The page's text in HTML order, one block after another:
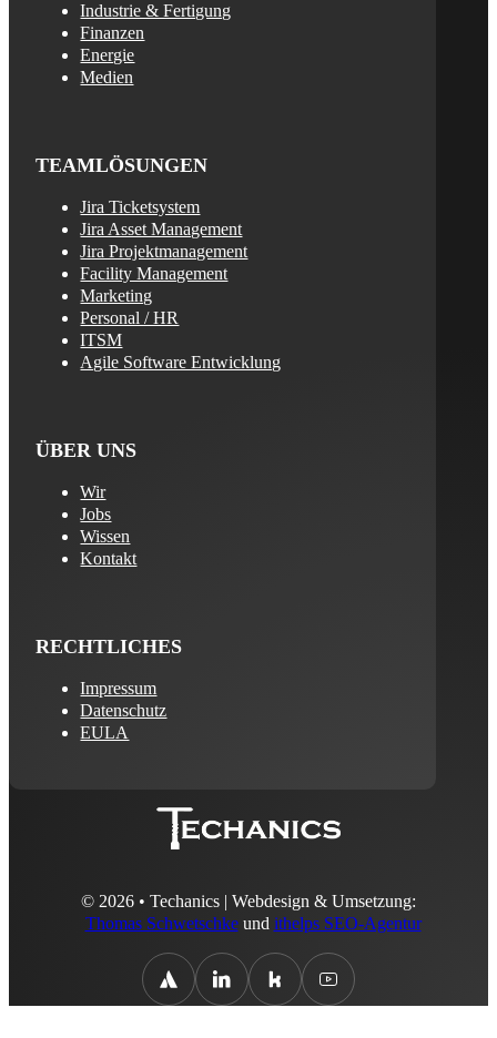
Industrie & Fertigung
Finanzen
Energie
Medien
TEAMLÖSUNGEN
Jira Ticketsystem
Jira Asset Management
Jira Projektmanagement
Facility Management
Marketing
Personal / HR
ITSM
Agile Software Entwicklung
ÜBER UNS
Wir
Jobs
Wissen
Kontakt
RECHTLICHES
Impressum
Datenschutz
EULA
© 2026 • Techanics | Webdesign & Umsetzung:
Thomas Schwetschkeund ithelps SEO-Agentur